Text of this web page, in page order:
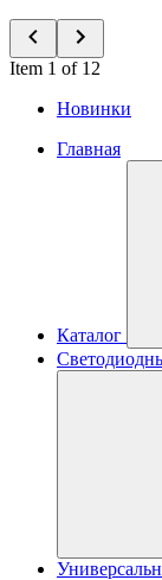
Item 1 of 12
Новинки
Главная
Каталог